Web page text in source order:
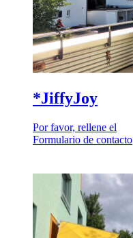
*JiffyJoy
Por favor, rellene el
Formulario de contacto